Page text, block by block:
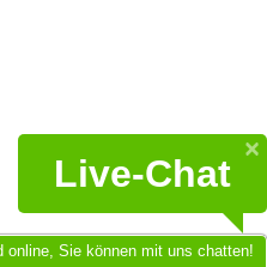
Live-Chat
online, Sie können mit uns chatten!